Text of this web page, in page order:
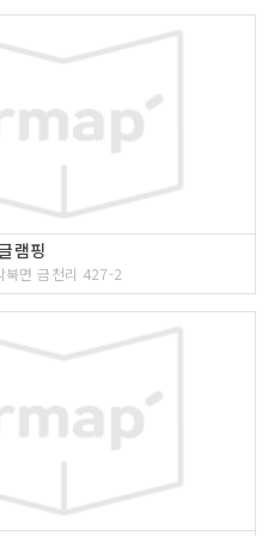
램핑
북면 금천리 427-2